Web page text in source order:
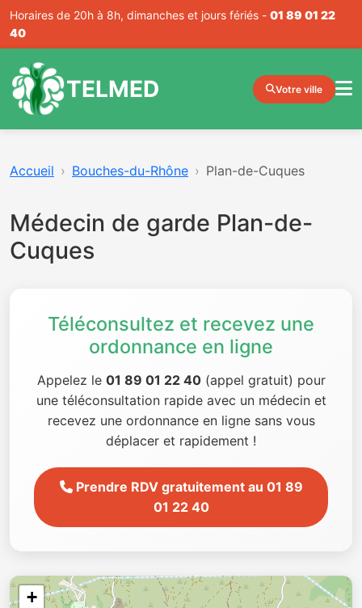
Horaires de 20h à 8h, dimanches et jours fériés - 01 89 01 22
40
TELMED Votre ville
Accueil Bouches-du-Rhône Plan-de-Cuques
Médecin de garde Plan-de-
Cuques
Téléconsultez et recevez une
ordonnance en ligne
Appelez le 01 89 01 22 40(appel gratuit) pour
une téléconsultation rapide avec un médecin et
recevez une ordonnance en ligne sans vous
déplacer et rapidement !
Prendre RDV gratuitement au 01 89
01 22 40
+